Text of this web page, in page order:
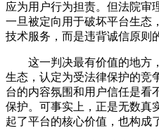
应为用户行为担责。但法院审
一旦被定向用于破坏平台生态
技术服务，而是违背诚信原则
这一判决最有价值的地方
生态，认定为受法律保护的竞
台的内容氛围和用户信任是看
保护。可事实上，正是无数真
起了平台的核心价值，也构成